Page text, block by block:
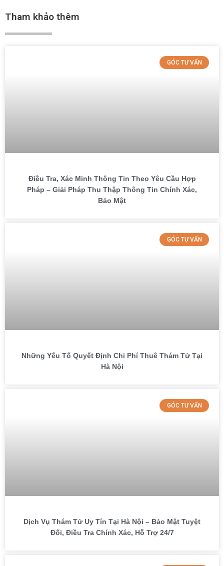
Tham khảo thêm
GÓC TƯ VẤN
Điều Tra, Xác Minh Thông Tin Theo Yêu Cầu Hợp
Pháp – Giải Pháp Thu Thập Thông Tin Chính Xác,
Bảo Mật
GÓC TƯ VẤN
Những Yếu Tố Quyết Định Chi Phí Thuê Thám Tử Tại
Hà Nội
GÓC TƯ VẤN
Dịch Vụ Thám Tử Uy Tín Tại Hà Nội – Bảo Mật Tuyệt
Đối, Điều Tra Chính Xác, Hỗ Trợ 24/7